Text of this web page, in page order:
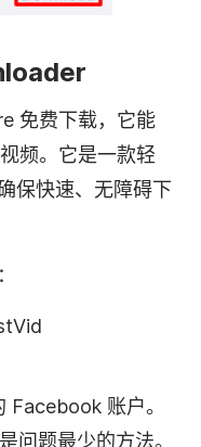
免费下载，它能
频。它是一款轻
保快速、无障碍下
Facebook 账户。
问题最少的方法。